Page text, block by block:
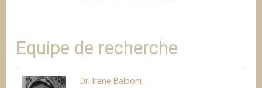
Equipe de recherche
Dr. Irene Balboni